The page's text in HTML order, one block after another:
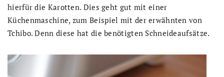
hierfür die Karotten. Dies geht gut mit einer
Küchenmaschine, zum Beispiel mit der erwähnten von
Tchibo. Denn diese hat die benötigten Schneideaufsätze.